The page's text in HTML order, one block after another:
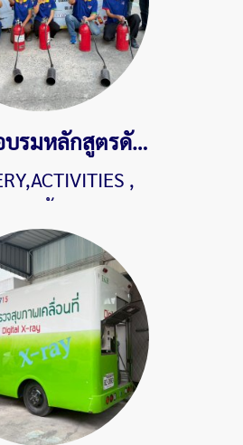
การฝึกอบรมหลักสูตรดับเพลิงและซ้อมอพยพหนีไฟประจำปี 2568
,
581 ผู้ชม